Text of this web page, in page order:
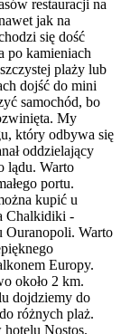
restauracji na
jak na
się dość
po kamieniach
plaży lub
dojść do mini
samochód, bo
My
który odbywa się
oddzielający
lądu. Warto
portu.
kupić u
Chalkidiki -
Ouranopoli. Warto
Europy.
około 2 km.
dojdziemy do
różnych plaż.
Nostos.